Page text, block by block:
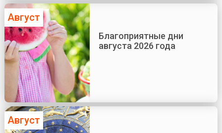
Август
Благоприятные дни
августа 2026 года
Август